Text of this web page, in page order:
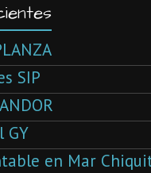
SIP
GY
en Mar